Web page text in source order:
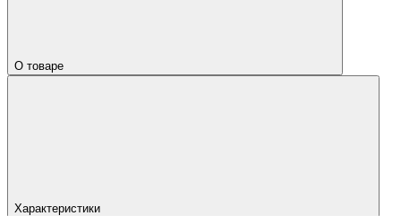
О товаре
Характеристики